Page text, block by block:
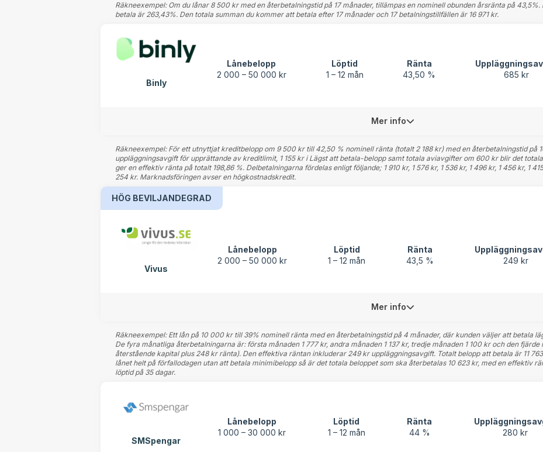
Räkneexempel: Om du lånar 8 500 kr med en återbetalningstid på 17 månader, tillämpas en nominell obunden årsränta på
betala är 263,43%. Den totala summan du kommer att betala efter 17 månader och 17 betalningstillfällen är 16 971 kr.
Binly
Lånebelopp
2 000 – 50 000 kr
Löptid
1 – 12 mån
Ränta
43,50 %
685 kr
Mer info
Räkneexempel: För ett utnyttjat kreditbelopp om 9 500 kr till 42,50 % nominell ränta (totalt 2 188 kr) med en återbetalningstid på
uppläggningsavgift för upprättande av kreditlimit, 1 155 kr i Lägst att betala-belopp samt totala aviavgifter om 600 kr blir det
ger en effektiv ränta på totalt 198,86 %. Delbetalningarna fördelas enligt följande; 1 910 kr, 1 576 kr, 1 536 kr, 1 496 kr, 1 456 kr, 1
254 kr. Marknadsföringen avser en högkostnadskredit.
HÖG BEVILJANDEGRAD
Vivus
Lånebelopp
2 000 – 50 000 kr
Löptid
1 – 12 mån
Ränta
43,5 %
249 kr
Mer info
Räkneexempel: Ett lån på 10 000 kr till 39% nominell ränta med en återbetalningstid på 4 månader, där kunden väljer att betala
De fyra månatliga återbetalningarna är: första månaden 1 777 kr, andra månaden 1 137 kr, tredje månaden 1 100 kr och den
återstående kapital plus 248 kr ränta). Den effektiva räntan inkluderar 249 kr uppläggningsavgift. Totalt belopp att betala är 11
lånet helt på förfallodagen utan att betala minimibelopp så är det totala beloppet som ska återbetalas 10 623 kr, med en effektiv
löptid på 35 dagar.
SMSpengar
Lånebelopp
1 000 – 30 000 kr
Löptid
1 – 12 mån
Ränta
44 %
280 kr